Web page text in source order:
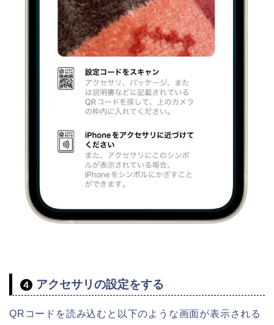
アクセサリの設定をする
QRコードを読み込むと以下のような画面が表示される